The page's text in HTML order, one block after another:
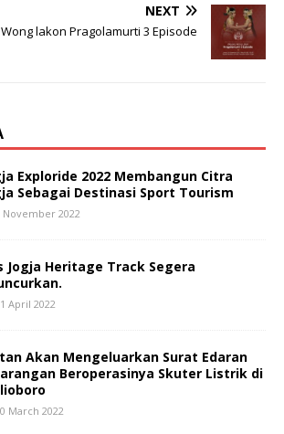
NEXT
lakon Pragolamurti 3 Episode
Exploride 2022 Membangun Citra
Sebagai Destinasi Sport Tourism
November 2022
Jogja Heritage Track Segera
April 2022
Akan Mengeluarkan Surat Edaran
Beroperasinya Skuter Listrik di
March 2022